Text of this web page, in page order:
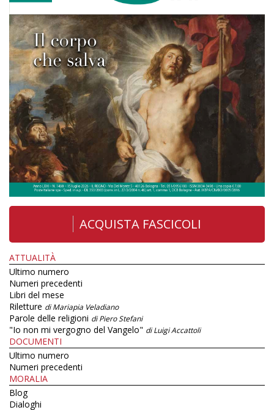
ACQUISTA FASCICOLI
ATTUALITÀ
Ultimo numero
Numeri precedenti
Libri del mese
Riletture di Mariapia Veladiano
Parole delle religioni di Piero Stefani
"Io non mi vergogno del Vangelo" di Luigi Accattoli
DOCUMENTI
Ultimo numero
Numeri precedenti
MORALIA
Blog
Dialoghi